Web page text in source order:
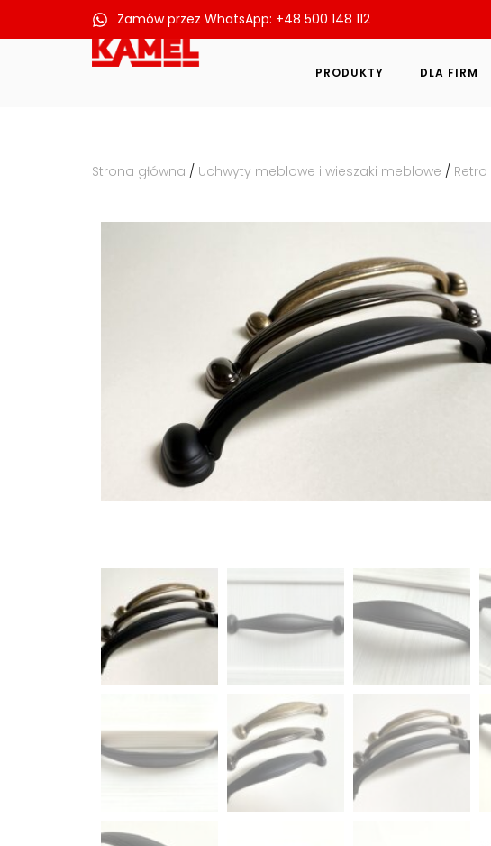
Zamów przez WhatsApp: +48 500 148 112
PRODUKTY DLA FIRM
Strona główna / Uchwyty meblowe i wieszaki meblowe / Retro